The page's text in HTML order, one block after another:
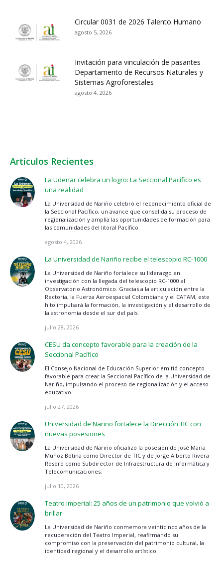
Circular 0031 de 2026 Talento Humano
agosto 5, 2026
Invitación para vinculación de pasantes
Departamento de Recursos Naturales y
Sistemas Agroforestales
agosto 4, 2026
Artículos Recientes
La Udenar celebra un logro: La Seccional Pacífico es
una realidad
La Universidad de Nariño celebró el reconocimiento oficial de
la Seccional Pacífico, un avance que consolida su proceso de
regionalización y amplía las oportunidades de formación para
las comunidades del litoral Pacífico.
agosto 4, 2026
La Universidad de Nariño recibe el telescopio RC-1000
La Universidad de Nariño fortalece su liderazgo en
investigación con la llegada del telescopio RC-1000 al
Observatorio Astronómico. Gracias a la articulación entre la
Rectoría, la Fuerza Aeroespacial Colombiana y el CATAM, este
hito impulsará la formación, la investigación y el desarrollo de
la astronomía desde el sur del país.
julio 28, 2026
CESU da concepto favorable para la creación de la
Seccional Pacífico
El Consejo Nacional de Educación Superior emitió concepto
favorable para crear la Seccional Pacífico de la Universidad de
Nariño, impulsando el proceso de regionalización y el acceso
educativo.
julio 27, 2026
Universidad de Nariño fortalece la Dirección TIC con
nuevas posesiones
La Universidad de Nariño oficializó la posesión de José María
Muñoz Botina como Director de TIC y de Jorge Alberto Rivera
Rosero como Subdirector de Infraestructura de Informática y
Telecomunicaciones.
julio 10, 2026
Teatro Imperial: 25 años de un patrimonio que volvió a
brillar
La Universidad de Nariño conmemora veinticinco años de la
recuperación del Teatro Imperial, reafirmando su
compromiso con la preservación del patrimonio cultural, la
identidad regional y el desarrollo artístico.